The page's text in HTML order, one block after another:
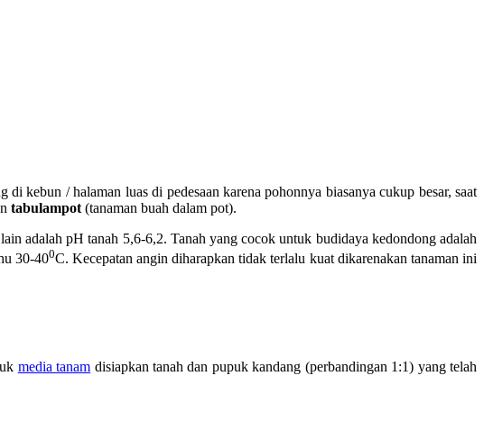
kebun / halaman luas di pedesaan karena pohonnya biasanya cukup besar, saat
tabulampot (tanaman buah dalam pot).
adalah pH tanah 5,6-6,2. Tanah yang cocok untuk budidaya kedondong adalah
30-400C. Kecepatan angin diharapkan tidak terlalu kuat dikarenakan tanaman ini
media tanam disiapkan tanah dan pupuk kandang (perbandingan 1:1) yang telah